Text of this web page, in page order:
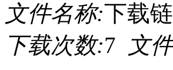
文件名称:下载
下载次数:7 文